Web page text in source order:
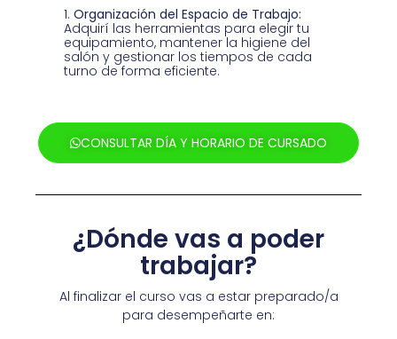
Organización del Espacio de Trabajo:
Adquirí las herramientas para elegir tu
equipamiento, mantener la higiene del
salón y gestionar los tiempos de cada
turno de forma eficiente.
CONSULTAR DÍA Y HORARIO DE CURSADO
¿Dónde vas a poder
trabajar?
Al finalizar el curso vas a estar preparado/a
para desempeñarte en: